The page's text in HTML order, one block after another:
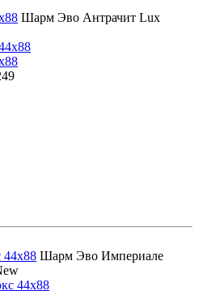
Шарм Эво Антрачит Lux
Шарм Эво Империале